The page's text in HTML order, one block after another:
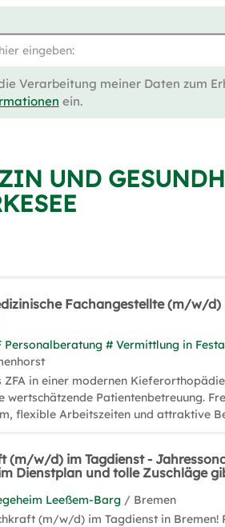
Verarbeitung meiner Daten zum
ein.
UND
Fachangestellte (m/w/
Personalberatung # Vermittlung in
ZFA in einer modernen
wertschätzende Patientenbetreuung.
flexible Arbeitszeiten und attraktive
(m/w/d) im Tagdienst -
Dienstplan und tolle Zuschläge
Leeßem-Barg / Bremen
(m/w/d) im Tagdienst in Bremen!